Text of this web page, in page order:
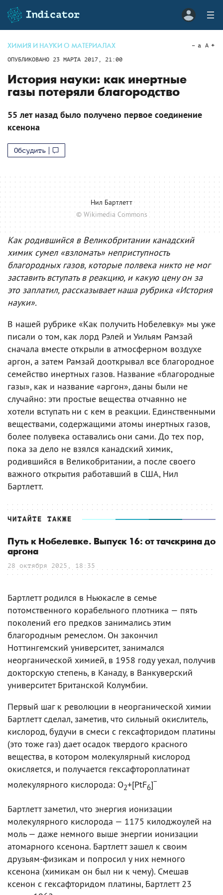
ХИМИЯ И НАУКИ О МАТЕРИАЛАХ
ОПУБЛИКОВАНО 23 МАРТА 2017, 21:00
a A
История науки: как инертные
газы потеряли благородство
55 лет назад было получено первое соединение
ксенона
Обсудить
Нил Бартлетт
© Wikimedia Commons
Как родившийся в Великобритании канадский
химик сумел «взломать» неприступность
благородных газов, которые полвека никто не мог
заставить вступать в реакцию, и какую цену он за
это заплатил, рассказывает наша рубрика «История
науки».
В нашей рубрике «Как получить Нобелевку» мы уже
писали о том, как лорд Рэлей и Уильям Рамзай
сначала вместе открыли в атмосферном воздухе
аргон, а затем Рамзай дооткрывал все благородное
семейство инертных газов. Название «благородные
газы», как и название «аргон», даны были не
случайно: эти простые вещества отчаянно не
хотели вступать ни с кем в реакции. Единственными
веществами, содержащими атомы инертных газов,
более полувека оставались они сами. До тех пор,
пока за дело не взялся канадский химик,
родившийся в Великобритании, а после своего
важного открытия работавший в США, Нил
Бартлетт.
ЧИТАЙТЕ ТАКЖЕ
Путь к Нобелевке. Выпуск 16: от тачскрина до
аргона
28 октября 2025, 18:35
Бартлетт родился в Ньюкасле в семье
потомственного корабельного плотника — пять
поколений его предков занимались этим
благородным ремеслом. Он закончил
Ноттингемский университет, занимался
неорганической химией, в 1958 году уехал, получив
докторскую степень, в Канаду, в Ванкуверский
университет Британской Колумбии.
Первый шаг к революции в неорганической химии
Бартлетт сделал, заметив, что сильный окислитель,
кислород, будучи в смеси с гексафторидом платины
(это тоже газ) дает осадок твердого красного
вещества, в котором молекулярный кислород
окисляется, и получается гексафтороплатинат
молекулярного кислорода: O2+[PtF6]−
Бартлетт заметил, что энергия ионизации
молекулярного кислорода — 1175 килоджоулей на
моль — даже немного выше энергии ионизации
атомарного ксенона. Бартлетт зашел к своим
друзьям-физикам и попросил у них немного
ксенона (химикам он был ни к чему). Смешав
ксенон с гексафторидом платины, Бартлетт 23